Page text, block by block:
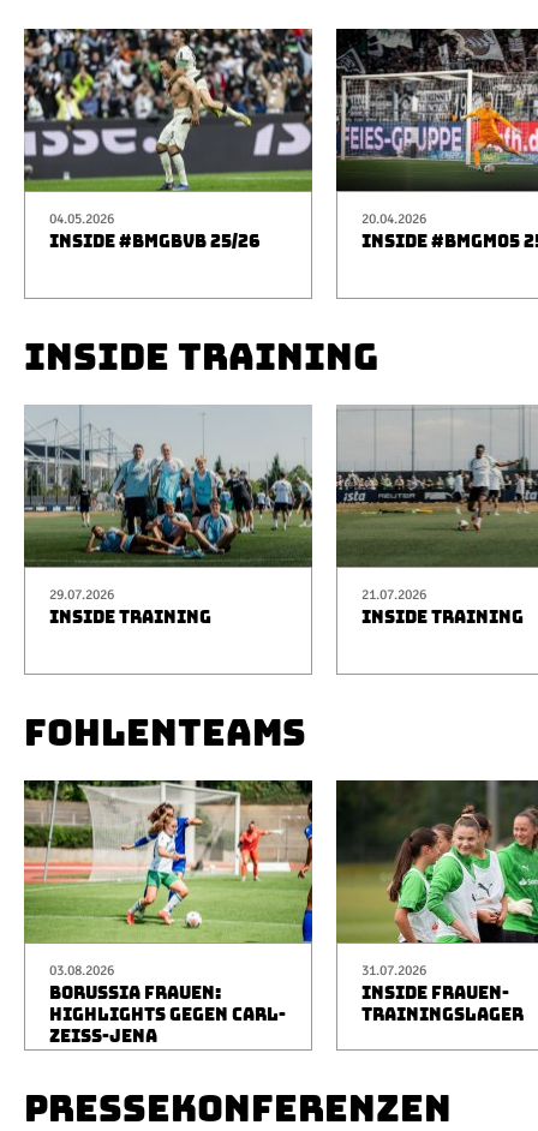
04.05.2026
INSIDE #BMGBVB 25/26
20.04.2026
INSIDE #BMGM05
INSIDE TRAINING
29.07.2026
INSIDE TRAINING
21.07.2026
INSIDE TRAINING
FOHLENTEAMS
03.08.2026
BORUSSIA FRAUEN:
HIGHLIGHTS GEGEN CARL-
ZEISS-JENA
31.07.2026
INSIDE FRAUEN-
TRAININGSLAGER
PRESSEKONFERENZEN